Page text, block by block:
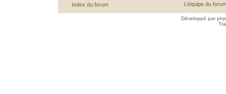
Index du forum L’équipe du
Développé par